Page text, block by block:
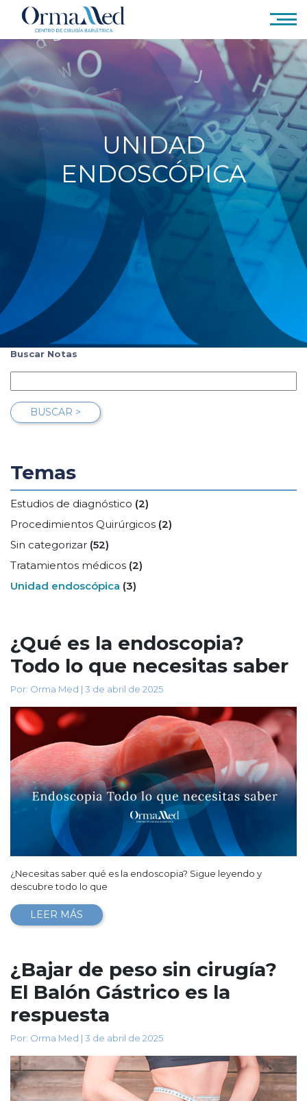
UNIDAD
ENDOSCÓPICA
¿Qué es la endoscopia?
Todo lo que necesitas saber
Por: Orma Med | 3 de abril de 2025
¿Necesitas saber qué es la endoscopia? Sigue leyendo y
descubre todo lo que
LEER MÁS
¿Bajar de peso sin cirugía?
El Balón Gástrico es la
respuesta
Por: Orma Med | 3 de abril de 2025
Buscar Notas
BUSCAR >
Temas
Estudios de diagnóstico (2)
Procedimientos Quirúrgicos (2)
Sin categorizar (52)
Tratamientos médicos (2)
Unidad endoscópica (3)